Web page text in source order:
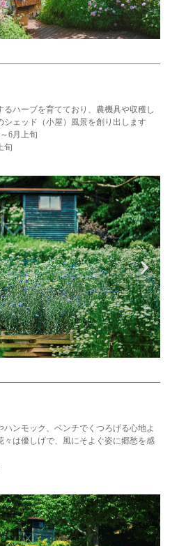
ハーブを育てており、農機具や収穫し
シェッド（小屋）風景を創り出します
6月上旬
旬
ンモック、ベンチでくつろげる心地よ
々は優しげで、風にそよぐ姿に郷愁を感